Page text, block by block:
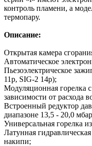
контроль пламени, а
термопару.
Описание:
Открытая камера
Автоматическое
Пьезоэлектрическое
11p, SIG-2 14p);
Модуляционная горелка
зависимости от расхода
Встроенный редуктор
диапазоне 13,5 - 20,0
Универсальная горелка
Латунная
накипи;